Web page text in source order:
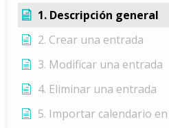
1. Descripción general
2. Crear una entrada
3. Modificar una entrada
4. Eliminar una entrada
5. Importar calendario